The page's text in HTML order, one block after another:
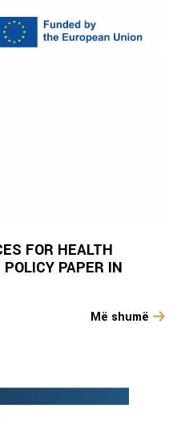
FOR HEALTH
PAPER IN
Më shumë